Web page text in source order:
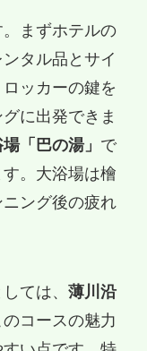
まずホテルの
タル品とサイ
ッカーの鍵を
に出発できま
「巴の湯」 で
。大浴場は檜
ング後の疲れ
ては、 薄川沿
コースの魅力